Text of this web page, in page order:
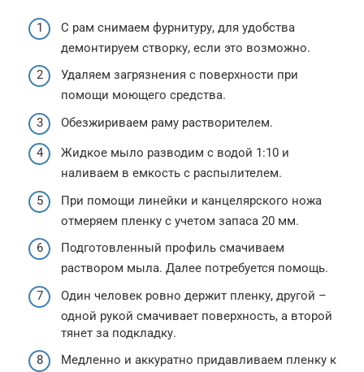
С рам снимаем фурнитуру, для удобства
демонтируем створку, если это возможно.
Удаляем загрязнения с поверхности при
помощи моющего средства.
Обезжириваем раму растворителем.
Жидкое мыло разводим с водой 1:10 и
наливаем в емкость с распылителем.
При помощи линейки и канцелярского ножа
отмеряем пленку с учетом запаса 20 мм.
Подготовленный профиль смачиваем
раствором мыла. Далее потребуется помощь.
Один человек ровно держит пленку, другой –
одной рукой смачивает поверхность, а второй
тянет за подкладку.
Медленно и аккуратно придавливаем пленку к